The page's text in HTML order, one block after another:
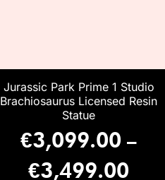
Jurassic Park Prime 1 Studio
Brachiosaurus Licensed Resin
Statue
€3,099.00 –
€3,499.00